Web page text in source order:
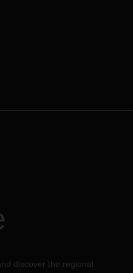
discover the regional